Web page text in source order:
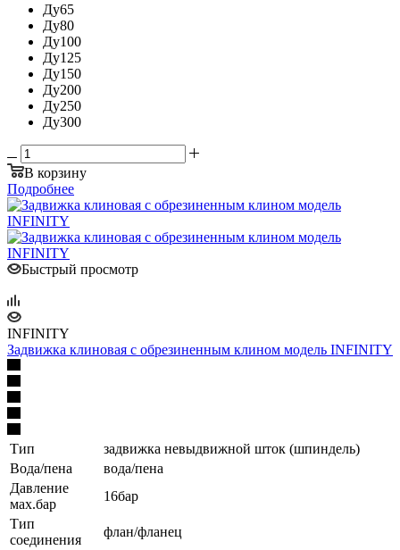
Ду65
Ду80
Ду100
Ду125
Ду150
Ду200
Ду250
Ду300
В корзину
Подробнее
Быстрый просмотр
INFINITY
Задвижка клиновая с обрезиненным клином модель INFINITY
Тип
задвижка невыдвижной шток (шпиндель)
Вода/пена
вода/пена
Давление
мах.бар
16бар
Тип
соединения
флан/фланец